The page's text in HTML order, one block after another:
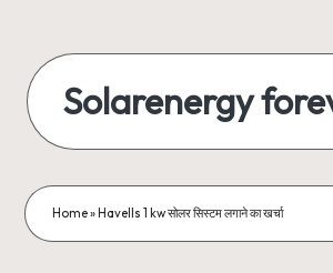
content
Solarenergy
बिजली
Home» Havells 1 kw सोलर सिस्टम लगाने का खर्चा